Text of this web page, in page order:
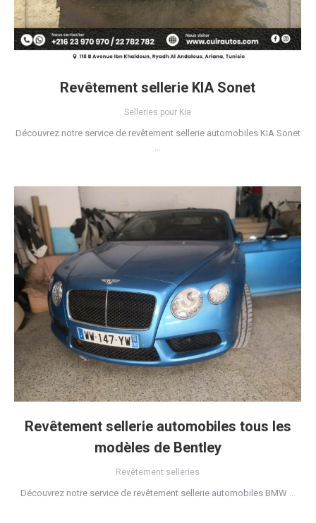
Revêtement sellerie KIA Sonet
Selleries pour Kia
Découvrez notre service de revêtement sellerie automobiles KIA Sonet
…
Revêtement sellerie automobiles tous les
modèles de Bentley
Revêtement selleries
Découvrez notre service de revêtement sellerie automobiles BMW …